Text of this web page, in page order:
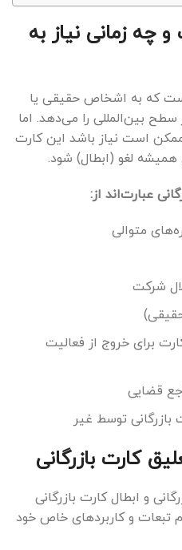
چه زمانی نیاز به
که به اشخاص حقیقی یا
بین‌المللی را می‌دهد. اما
است نیاز باشد این کارت
لغو (ابطال) شود.
عبارت‌اند از:
متوالی
شرکت
برای خروج از فعالیت
قضایی
بازرگانی توسط غیر
کارت بازرگانی
و ابطال کارت بازرگانی
تبعات و کاربردهای خاص خود